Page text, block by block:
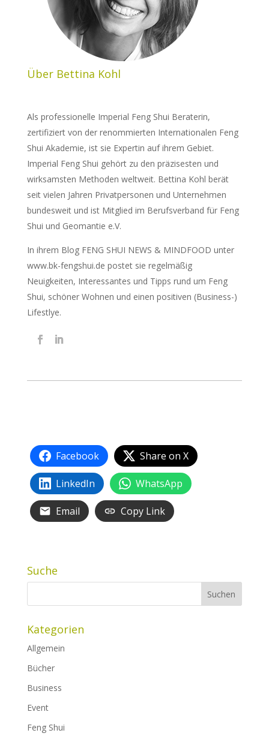
Über Bettina Kohl
Als professionelle Imperial Feng Shui Beraterin,
zertifiziert von der renommierten Internationalen Feng
Shui Akademie, ist sie Expertin auf ihrem Gebiet.
Imperial Feng Shui gehört zu den präzisesten und
wirksamsten Methoden weltweit. Bettina Kohl berät
seit vielen Jahren Privatpersonen und Unternehmen
bundesweit und ist Mitglied im Berufsverband für Feng
Shui und Geomantie e.V.
In ihrem Blog FENG SHUI NEWS & MINDFOOD unter
www.bk-fengshui.de postet sie regelmäßig
Neuigkeiten, Interessantes und Tipps rund um Feng
Shui, schöner Wohnen und einen positiven (Business-)
Lifestlye.
Facebook Share on X
LinkedIn WhatsApp
Email Copy Link
Suche
Kategorien
Allgemein
Bücher
Business
Event
Feng Shui